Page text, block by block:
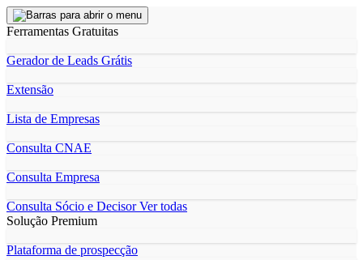
Ferramentas Gratuitas
Gerador de Leads Grátis
Extensão
Lista de Empresas
Consulta CNAE
Consulta Empresa
Consulta Sócio e DecisorVer todas
Solução Premium
Plataforma de prospecção